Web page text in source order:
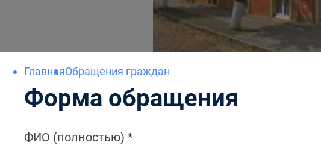
ГлавнаяОбращения граждан
Форма обращения
ФИО (полностью) *